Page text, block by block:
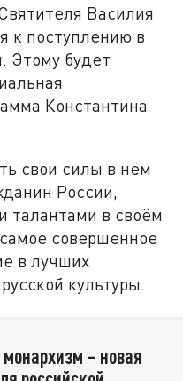
Василия
к поступлению в
Этому будет
Константина
свои силы в нём
России,
талантами в своём
совершенное
в лучших
культуры.
– новая